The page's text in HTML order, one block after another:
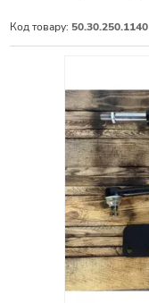
Код товару: 50.30.250.1140